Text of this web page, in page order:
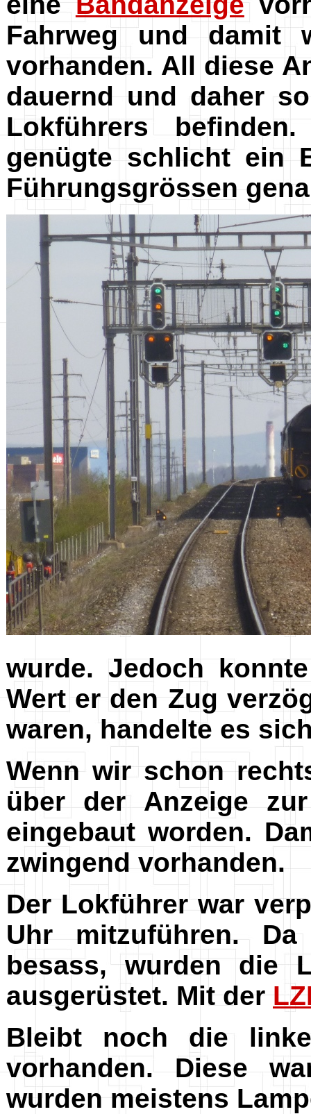
Fahrweg und damit
vorhanden. All diese
dauernd und daher
Lokführers
genügte schlicht ein
Führungsgrössen
wurde. Jedoch
Wert er den Zug
waren, handelte es
Wenn wir schon
über der Anzeige
eingebaut worden.
zwingend vorhanden.
Der Lokführer war
Uhr mitzuführen.
besass, wurden die
ausgerüstet. Mit der
Bleibt noch die
vorhanden. Diese
wurden meistens